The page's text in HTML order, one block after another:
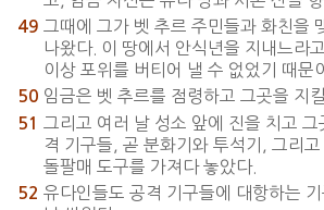
49 그때에 그가 벳 추르 주민들과 화친을
나왔다. 이 땅에서 안식년을 지내느라
이상 포위를 버티어 낼 수 없었기 때문
50 임금은 벳 추르를 점령하고 그곳을 지
51
그리고 여러 날 성소 앞에 진을 치고
격 기구들, 곧 분화기와 투석기, 그리
돌팔매 도구를 가져다 놓았다.
52 유다인들도 공격 기구들에 대항하는